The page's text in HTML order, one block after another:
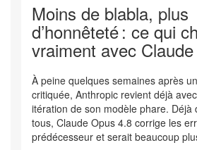
Moins de blabla, plus
d’honnêteté : ce qui
vraiment avec
À peine quelques semaines après
critiquée, Anthropic revient déjà
itération de son modèle phare. Déjà
tous, Claude Opus 4.8 corrige les
prédécesseur et serait beaucoup